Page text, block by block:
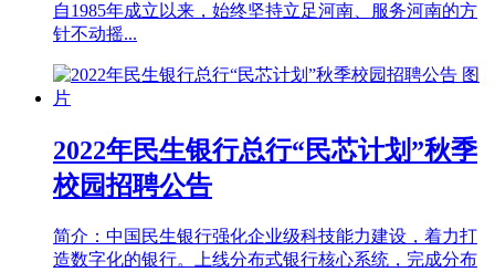
自1985年成立以来，始终坚持立足河南、服务河南的方
针不动摇...
2022年民生银行总行“民芯计划”秋季
校园招聘公告
简介：中国民生银行强化企业级科技能力建设，着力打
造数字化的银行。上线分布式银行核心系统，完成分布